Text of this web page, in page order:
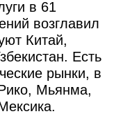
в 61
возглавил
Китай,
Есть
рынки, в
Мьянма,